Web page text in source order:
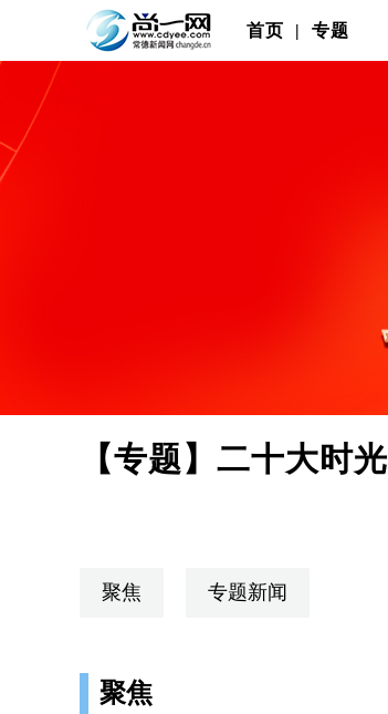
首页 | 专题
【专题】二十大时光
聚焦 专题新闻
聚焦